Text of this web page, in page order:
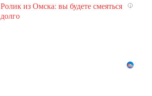
i
Ролик из Омска: вы будете смеяться
долго